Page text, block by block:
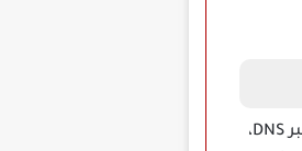
على تقليل ظهور الإعلانات داخل المواقع والتطبيقات من خلال فلترة الاتصال عبر DNS،